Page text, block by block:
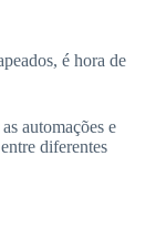
é hora de
automações e
diferentes